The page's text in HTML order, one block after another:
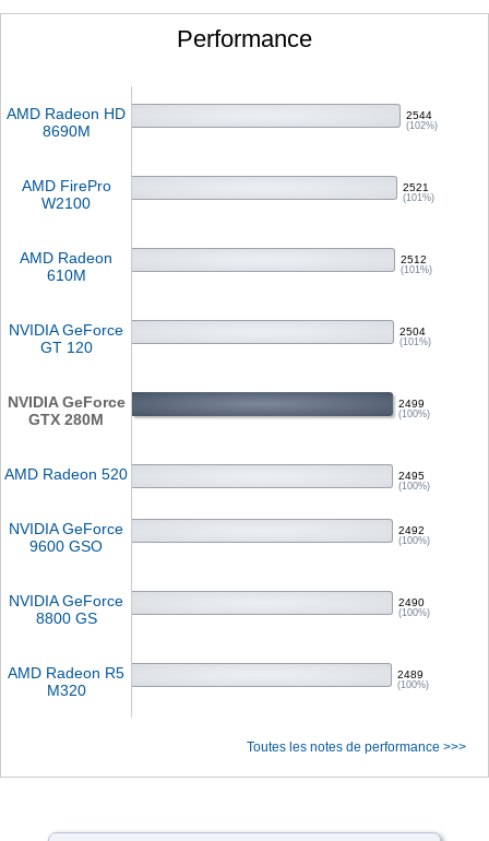
Performance
AMD Radeon HD
8690M
2544
(102%)
AMD FirePro
W2100
2521
(101%)
AMD Radeon
610M
2512
(101%)
NVIDIA GeForce
GT 120
2504
(101%)
NVIDIA GeForce
GTX 280M
2499
(100%)
AMD Radeon 520 2495
(100%)
NVIDIA GeForce
9600 GSO
2492
(100%)
NVIDIA GeForce
8800 GS
2490
(100%)
AMD Radeon R5
M320
2489
(100%)
Toutes les notes de performance >>>